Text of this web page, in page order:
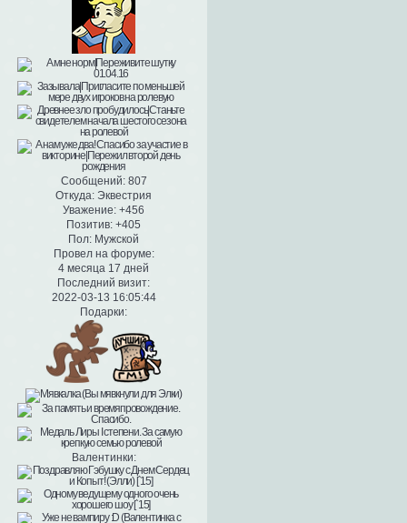
Сообщений:807
Откуда: Эквестрия
Уважение: +456
Позитив: +405
Пол: Мужской
Провел на форуме:
4 месяца 17 дней
Последний визит:
2022-03-13 16:05:44
Подарки:
Валентинки: